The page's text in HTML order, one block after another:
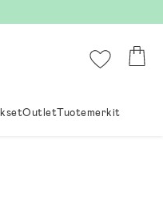
OutletTuotemerkit